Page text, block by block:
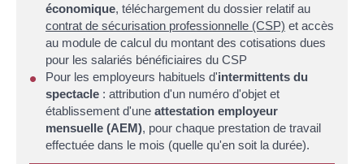
économique, téléchargement du dossier relatif au
contrat de sécurisation professionnelle (CSP) et accès
au module de calcul du montant des cotisations dues
pour les salariés bénéficiaires du CSP
Pour les employeurs habituels d'intermittents du
spectacle : attribution d'un numéro d'objet et
établissement d'une attestation employeur
mensuelle (AEM), pour chaque prestation de travail
effectuée dans le mois (quelle qu'en soit la durée).